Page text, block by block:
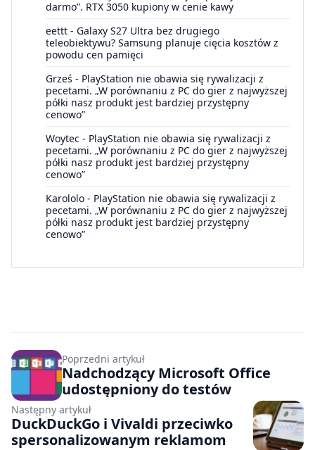
darmo”. RTX 3050 kupiony w cenie kawy
eettt - Galaxy S27 Ultra bez drugiego
teleobiektywu? Samsung planuje cięcia kosztów z
powodu cen pamięci
Grześ - PlayStation nie obawia się rywalizacji z
pecetami. „W porównaniu z PC do gier z najwyższej
półki nasz produkt jest bardziej przystępny
cenowo”
Woytec - PlayStation nie obawia się rywalizacji z
pecetami. „W porównaniu z PC do gier z najwyższej
półki nasz produkt jest bardziej przystępny
cenowo”
Karololo - PlayStation nie obawia się rywalizacji z
pecetami. „W porównaniu z PC do gier z najwyższej
półki nasz produkt jest bardziej przystępny
cenowo”
Poprzedni artykuł
Nadchodzący Microsoft Office
udostępniony do testów
Następny artykuł
DuckDuckGo i Vivaldi przeciwko
spersonalizowanym reklamom